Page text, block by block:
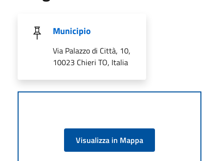
Municipio
Via Palazzo di Città, 10,
10023 Chieri TO, Italia
Visualizza in Mappa